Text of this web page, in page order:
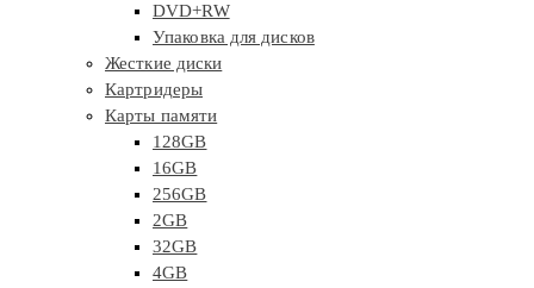
DVD+RW
Упаковка для дисков
Жесткие диски
Картридеры
Карты памяти
128GB
16GB
256GB
2GB
32GB
4GB